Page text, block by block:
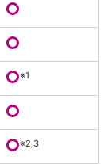
※1
※2,3